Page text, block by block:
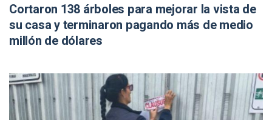
Cortaron 138 árboles para mejorar la vista de
su casa y terminaron pagando más de medio
millón de dólares